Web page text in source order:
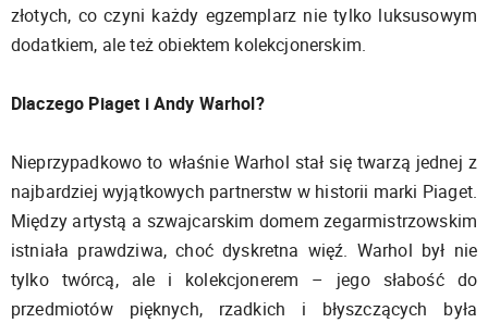
złotych, co czyni każdy egzemplarz nie tylko luksusowym
dodatkiem, ale też obiektem kolekcjonerskim.
Dlaczego Piaget i Andy Warhol?
Nieprzypadkowo to właśnie Warhol stał się twarzą jednej z
najbardziej wyjątkowych partnerstw w historii marki Piaget.
Między artystą a szwajcarskim domem zegarmistrzowskim
istniała prawdziwa, choć dyskretna więź. Warhol był nie
tylko twórcą, ale i kolekcjonerem – jego słabość do
przedmiotów pięknych, rzadkich i błyszczących była